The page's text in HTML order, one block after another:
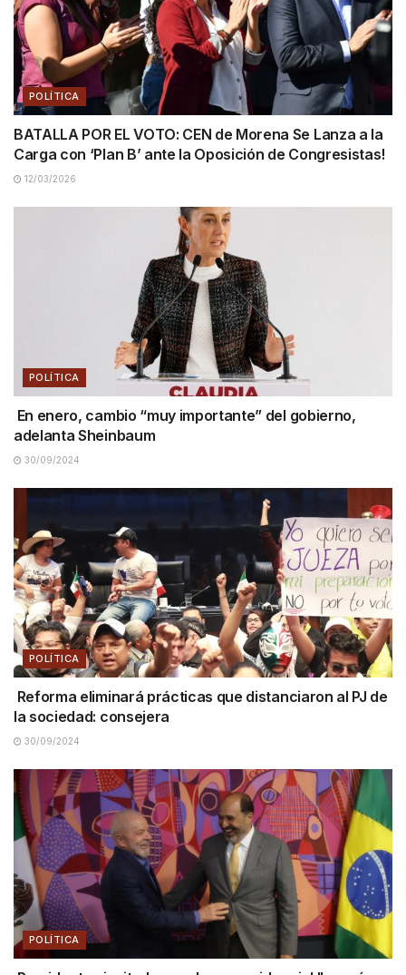
POLÍTICA
BATALLA POR EL VOTO: CEN de Morena Se Lanza a la
Carga con ‘Plan B’ ante la Oposición de Congresistas!
12/03/2026
POLÍTICA
En enero, cambio “muy importante” del gobierno,
adelanta Sheinbaum
30/09/2024
POLÍTICA
Reforma eliminará prácticas que distanciaron al PJ de
la sociedad: consejera
30/09/2024
POLÍTICA